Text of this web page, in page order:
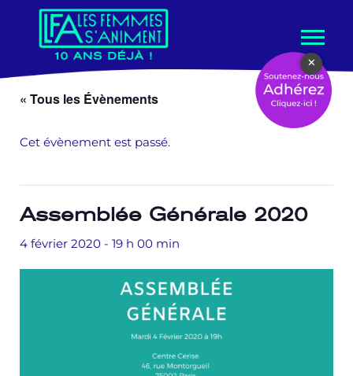
contenu
« Tous les Évènements
Cet évènement est passé.
Assemblée Générale 2020
4 février 2020 - 19 h 00 min
×